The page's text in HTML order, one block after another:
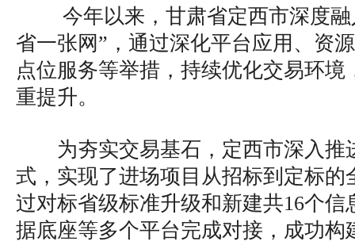
今年以来，甘肃省定西市深度
省一张网”，通过深化平台应用、资
点位服务等举措，持续优化交易环境
重提升。
为夯实交易基石，定西市深入推
式，实现了进场项目从招标到定标的
过对标省级标准升级和新建共16个信
据底座等多个平台完成对接，成功构